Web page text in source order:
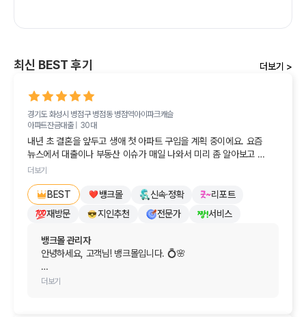
최신 BEST 후기 더보기 >
경기도 화성시 병점구 병점동병점역아이파크캐슬
아파트잔금대출 | 30대
내년 초 결혼을 앞두고 생애 첫 아파트 구입을 계획 중이에요. 요즘
뉴스에서 대출이나 부동산 이슈가 매일 나와서 미리 좀 알아보고
싶더라고요.
여기저기 발품을 팔아봤지만, 정작 속 시원하고 도움이 되는 답변을
받지 못해 속상하던 참이었어요. '그냥 나중에 진짜 살 때 알아봐야
하나...' 하고 포기하려다가, 친구 추천으로 반신반의하며 뱅크몰에
당장 대출을 진행하는 게 아니라서 큰 기대를 안 했는데, 담당자분께서
정말 친절하고 알기 쉽게 안내해 주셔서 감동받았어요! '와, 이런 곳이
있었나?' 싶을 정도였답니다.
더보기
BEST 뱅크몰 신속·정확
리포트
재방문
지인추천 전문가 서비스
뱅크몰 관리자
안녕하세요, 고객님! 뱅크몰입니다. 💍🌸
내년 초 결혼과 생애 첫 아파트 마련이라는 인생의 크고 기쁜
더보기